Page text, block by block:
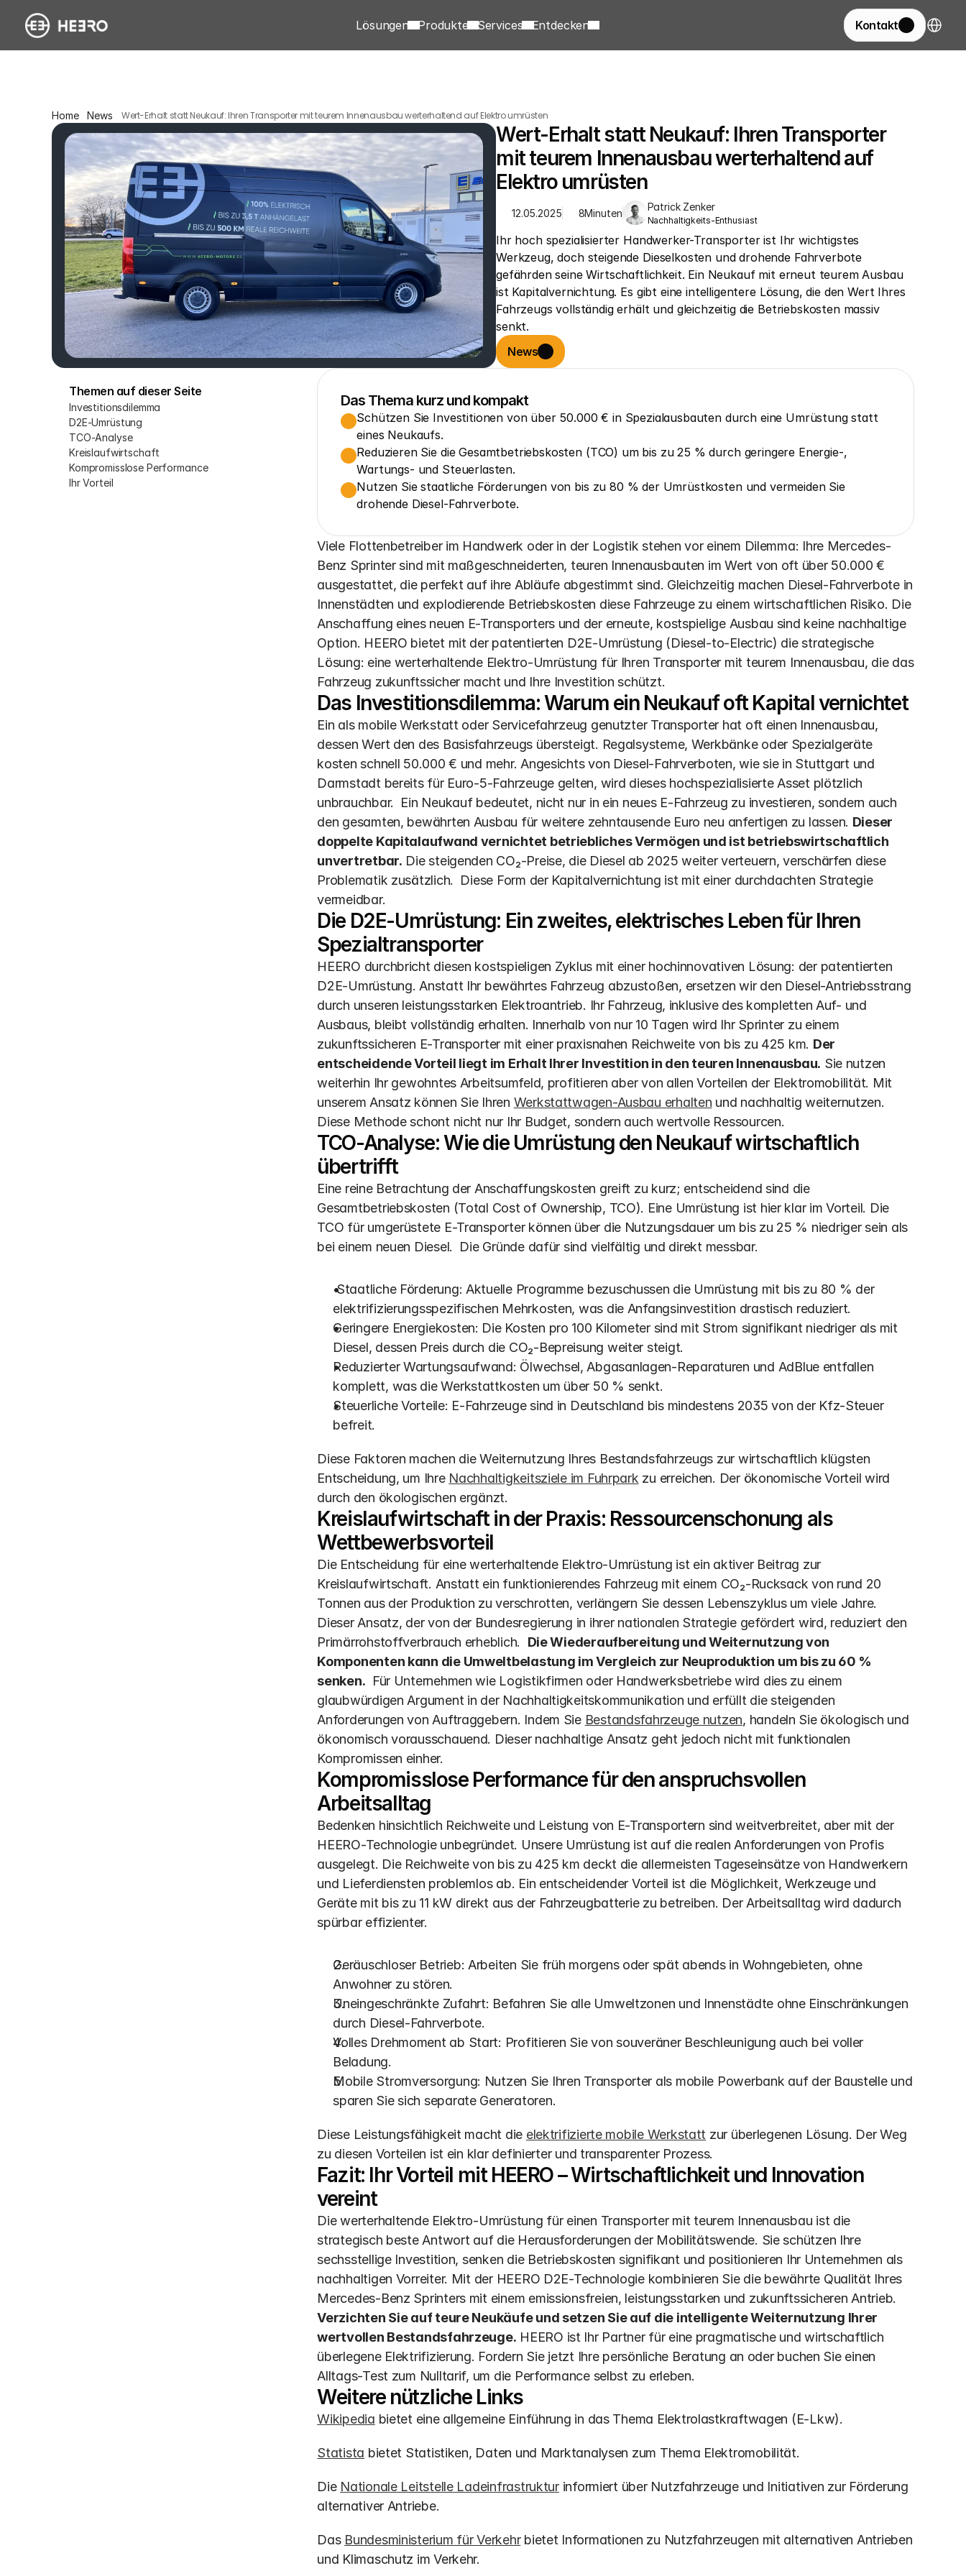
Lösungen Produkte Services Entdecken Kontakt Select
Home News Wert-Erhalt statt Neukauf: Ihren Transporter mit teurem Innenausbau werterhaltend auf Elektro umrüsten
Wert-Erhalt statt Neukauf: Ihren Transporter
mit teurem Innenausbau werterhaltend auf
Elektro umrüsten
12.05.2025 8Minuten
Patrick Zenker
Nachhaltigkeits-Enthusiast
Ihr hoch spezialisierter Handwerker-Transporter ist Ihr wichtigstes
Werkzeug, doch steigende Dieselkosten und drohende Fahrverbote
gefährden seine Wirtschaftlichkeit. Ein Neukauf mit erneut teurem Ausbau
ist Kapitalvernichtung. Es gibt eine intelligentere Lösung, die den Wert Ihres
Fahrzeugs vollständig erhält und gleichzeitig die Betriebskosten massiv
senkt.
News
Themen auf dieser Seite
Investitionsdilemma
D2E-Umrüstung
TCO-Analyse
Kreislaufwirtschaft
Kompromisslose Performance
Ihr Vorteil
Das Thema kurz und kompakt
Schützen Sie Investitionen von über 50.000 € in Spezialausbauten durch eine Umrüstung statt
eines Neukaufs.
Reduzieren Sie die Gesamtbetriebskosten (TCO) um bis zu 25 % durch geringere Energie-,
Wartungs- und Steuerlasten.
Nutzen Sie staatliche Förderungen von bis zu 80 % der Umrüstkosten und vermeiden Sie
drohende Diesel-Fahrverbote.
Viele Flottenbetreiber im Handwerk oder in der Logistik stehen vor einem Dilemma: Ihre Mercedes-
Benz Sprinter sind mit maßgeschneiderten, teuren Innenausbauten im Wert von oft über 50.000 €
ausgestattet, die perfekt auf ihre Abläufe abgestimmt sind. Gleichzeitig machen Diesel-Fahrverbote in
Innenstädten und explodierende Betriebskosten diese Fahrzeuge zu einem wirtschaftlichen Risiko. Die
Anschaffung eines neuen E-Transporters und der erneute, kostspielige Ausbau sind keine nachhaltige
Option. HEERO bietet mit der patentierten D2E-Umrüstung (Diesel-to-Electric) die strategische
Lösung: eine werterhaltende Elektro-Umrüstung für Ihren Transporter mit teurem Innenausbau, die das
Fahrzeug zukunftssicher macht und Ihre Investition schützt.
Das Investitionsdilemma: Warum ein Neukauf oft Kapital vernichtet
Ein als mobile Werkstatt oder Servicefahrzeug genutzter Transporter hat oft einen Innenausbau,
dessen Wert den des Basisfahrzeugs übersteigt. Regalsysteme, Werkbänke oder Spezialgeräte
kosten schnell 50.000 € und mehr. Angesichts von Diesel-Fahrverboten, wie sie in Stuttgart und
Darmstadt bereits für Euro-5-Fahrzeuge gelten, wird dieses hochspezialisierte Asset plötzlich
unbrauchbar.  Ein Neukauf bedeutet, nicht nur in ein neues E-Fahrzeug zu investieren, sondern auch
den gesamten, bewährten Ausbau für weitere zehntausende Euro neu anfertigen zu lassen. Dieser
doppelte Kapitalaufwand vernichtet betriebliches Vermögen und ist betriebswirtschaftlich
unvertretbar. Die steigenden CO₂-Preise, die Diesel ab 2025 weiter verteuern, verschärfen diese
Problematik zusätzlich.  Diese Form der Kapitalvernichtung ist mit einer durchdachten Strategie
vermeidbar.
Die D2E-Umrüstung: Ein zweites, elektrisches Leben für Ihren
Spezialtransporter
HEERO durchbricht diesen kostspieligen Zyklus mit einer hochinnovativen Lösung: der patentierten
D2E-Umrüstung. Anstatt Ihr bewährtes Fahrzeug abzustoßen, ersetzen wir den Diesel-Antriebsstrang
durch unseren leistungsstarken Elektroantrieb. Ihr Fahrzeug, inklusive des kompletten Auf- und
Ausbaus, bleibt vollständig erhalten. Innerhalb von nur 10 Tagen wird Ihr Sprinter zu einem
zukunftssicheren E-Transporter mit einer praxisnahen Reichweite von bis zu 425 km. Der
entscheidende Vorteil liegt im Erhalt Ihrer Investition in den teuren Innenausbau. Sie nutzen
weiterhin Ihr gewohntes Arbeitsumfeld, profitieren aber von allen Vorteilen der Elektromobilität. Mit
unserem Ansatz können Sie Ihren Werkstattwagen-Ausbau erhalten und nachhaltig weiternutzen.
Diese Methode schont nicht nur Ihr Budget, sondern auch wertvolle Ressourcen.
TCO-Analyse: Wie die Umrüstung den Neukauf wirtschaftlich
übertrifft
Eine reine Betrachtung der Anschaffungskosten greift zu kurz; entscheidend sind die
Gesamtbetriebskosten (Total Cost of Ownership, TCO). Eine Umrüstung ist hier klar im Vorteil. Die
TCO für umgerüstete E-Transporter können über die Nutzungsdauer um bis zu 25 % niedriger sein als
bei einem neuen Diesel.  Die Gründe dafür sind vielfältig und direkt messbar.
Staatliche Förderung: Aktuelle Programme bezuschussen die Umrüstung mit bis zu 80 % der
elektrifizierungsspezifischen Mehrkosten, was die Anfangsinvestition drastisch reduziert.
Geringere Energiekosten: Die Kosten pro 100 Kilometer sind mit Strom signifikant niedriger als mit
Diesel, dessen Preis durch die CO₂-Bepreisung weiter steigt.
Reduzierter Wartungsaufwand: Ölwechsel, Abgasanlagen-Reparaturen und AdBlue entfallen
komplett, was die Werkstattkosten um über 50 % senkt.
Steuerliche Vorteile: E-Fahrzeuge sind in Deutschland bis mindestens 2035 von der Kfz-Steuer
befreit.
Diese Faktoren machen die Weiternutzung Ihres Bestandsfahrzeugs zur wirtschaftlich klügsten
Entscheidung, um Ihre Nachhaltigkeitsziele im Fuhrpark zu erreichen. Der ökonomische Vorteil wird
durch den ökologischen ergänzt.
Kreislaufwirtschaft in der Praxis: Ressourcenschonung als
Wettbewerbsvorteil
Die Entscheidung für eine werterhaltende Elektro-Umrüstung ist ein aktiver Beitrag zur
Kreislaufwirtschaft. Anstatt ein funktionierendes Fahrzeug mit einem CO₂-Rucksack von rund 20
Tonnen aus der Produktion zu verschrotten, verlängern Sie dessen Lebenszyklus um viele Jahre.
Dieser Ansatz, der von der Bundesregierung in ihrer nationalen Strategie gefördert wird, reduziert den
Primärrohstoffverbrauch erheblich. Die Wiederaufbereitung und Weiternutzung von
Komponenten kann die Umweltbelastung im Vergleich zur Neuproduktion um bis zu 60 %
senken.
  Für Unternehmen wie Logistikfirmen oder Handwerksbetriebe wird dies zu einem
glaubwürdigen Argument in der Nachhaltigkeitskommunikation und erfüllt die steigenden
Anforderungen von Auftraggebern. Indem Sie Bestandsfahrzeuge nutzen, handeln Sie ökologisch und
ökonomisch vorausschauend. Dieser nachhaltige Ansatz geht jedoch nicht mit funktionalen
Kompromissen einher.
Kompromisslose Performance für den anspruchsvollen
Arbeitsalltag
Bedenken hinsichtlich Reichweite und Leistung von E-Transportern sind weitverbreitet, aber mit der
HEERO-Technologie unbegründet. Unsere Umrüstung ist auf die realen Anforderungen von Profis
ausgelegt. Die Reichweite von bis zu 425 km deckt die allermeisten Tageseinsätze von Handwerkern
und Lieferdiensten problemlos ab. Ein entscheidender Vorteil ist die Möglichkeit, Werkzeuge und
Geräte mit bis zu 11 kW direkt aus der Fahrzeugbatterie zu betreiben. Der Arbeitsalltag wird dadurch
spürbar effizienter.
Geräuschloser Betrieb: Arbeiten Sie früh morgens oder spät abends in Wohngebieten, ohne
Anwohner zu stören.
Uneingeschränkte Zufahrt: Befahren Sie alle Umweltzonen und Innenstädte ohne Einschränkungen
durch Diesel-Fahrverbote.
Volles Drehmoment ab Start: Profitieren Sie von souveräner Beschleunigung auch bei voller
Beladung.
Mobile Stromversorgung: Nutzen Sie Ihren Transporter als mobile Powerbank auf der Baustelle und
sparen Sie sich separate Generatoren.
Diese Leistungsfähigkeit macht die elektrifizierte mobile Werkstatt zur überlegenen Lösung. Der Weg
zu diesen Vorteilen ist ein klar definierter und transparenter Prozess.
Fazit: Ihr Vorteil mit HEERO – Wirtschaftlichkeit und Innovation
vereint
Die werterhaltende Elektro-Umrüstung für einen Transporter mit teurem Innenausbau ist die
strategisch beste Antwort auf die Herausforderungen der Mobilitätswende. Sie schützen Ihre
sechsstellige Investition, senken die Betriebskosten signifikant und positionieren Ihr Unternehmen als
nachhaltigen Vorreiter. Mit der HEERO D2E-Technologie kombinieren Sie die bewährte Qualität Ihres
Verzichten Sie auf teure Neukäufe und setzen Sie auf die intelligente Weiternutzung Ihrer
wertvollen Bestandsfahrzeuge. HEERO ist Ihr Partner für eine pragmatische und wirtschaftlich
überlegene Elektrifizierung. Fordern Sie jetzt Ihre persönliche Beratung an oder buchen Sie einen
Alltags-Test zum Nulltarif, um die Performance selbst zu erleben.
Weitere nützliche Links
Wikipedia bietet eine allgemeine Einführung in das Thema Elektrolastkraftwagen (E-Lkw).
Statista bietet Statistiken, Daten und Marktanalysen zum Thema Elektromobilität.
Die Nationale Leitstelle Ladeinfrastruktur informiert über Nutzfahrzeuge und Initiativen zur Förderung
alternativer Antriebe.
Das Bundesministerium für Verkehr bietet Informationen zu Nutzfahrzeugen mit alternativen Antrieben
und Klimaschutz im Verkehr.